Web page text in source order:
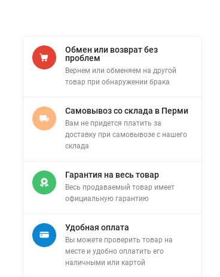
Обмен или возврат без
проблем
Вернем или обменяем на другой
товар при обнаружении брака
Самовывоз со склада в Перми
Вам не придется платить за
доставку при самовывозе с нашего
склада
Гарантия на весь товар
Весь продаваемый товар имеет
официальную гарантию
Удобная оплата
Вы можете проверить товар на
месте и удобно оплатить его
наличными или картой